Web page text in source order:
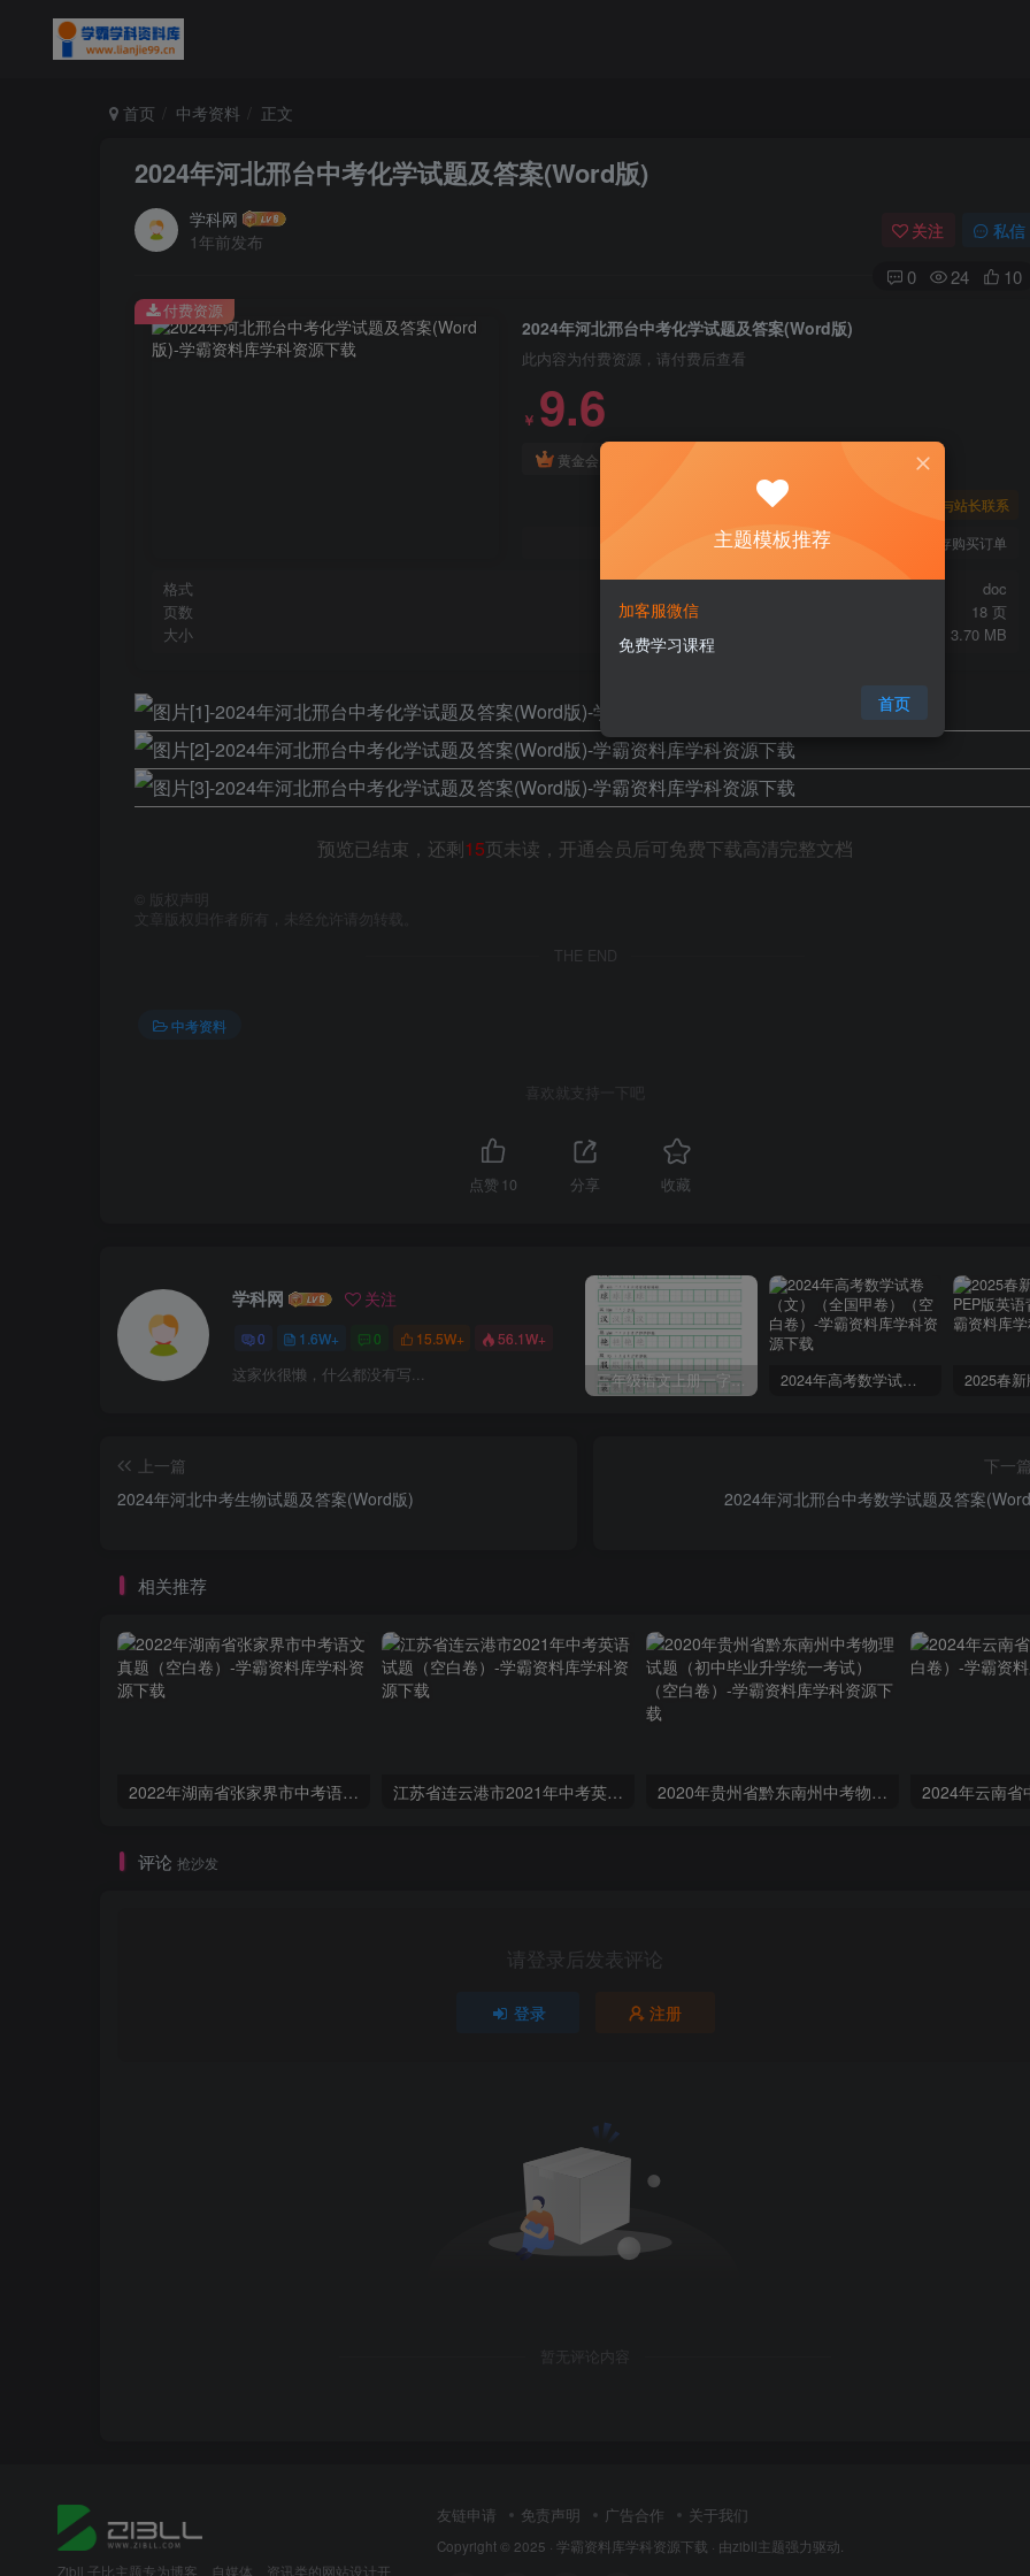
首页 中考资料 正文
2024年河北邢台中考化学试题及答案(Word版)
学科网
1年前发布
关注 私信
0 24 10
2024年河北邢台中考化学试题及答案(Word版)
此内容为付费资源，请付费后查看
￥ 9.6
黄金会员
暂时无法购买，请与站长联系
您当前未登录！建议登陆后购买，可保存购买订单
格式
doc
页数
18 页
大小
3.70 MB
付费资源
预览已结束，还剩15页未读，开通会员后可免费下载高清完整文档
版权声明
文章版权归作者所有，未经允许请勿转载。
THE END
中考资料
喜欢就支持一下吧
点赞 10 分享 收藏
学科网 关注
0 1.6W+ 0 15.5W+ 56.1W+
这家伙很懒，什么都没有写... 三年级语文上册一字三描红写字表字帖 2024年高考数学试卷（文）（全国甲卷）（空白卷）
上一篇
2024年河北中考生物试题及答案(Word版)
下一篇
2024年河北邢台中考数学试题及答案
相关推荐
2022年湖南省张家界市中考语文真题（空白卷） 江苏省连云港市2021年中考英语试题（空白卷） 2020年贵州省黔东南州中考物理试题（初中毕业升学统一考试）（空白卷）
评论 抢沙发
请登录后发表评论
登录 注册
暂无评论内容
Zibll 子比主题专为博客、自媒体、资讯类的网站设计开
友链申请 免责声明 广告合作 关于我们
Copyright © 2025 · 学霸资料库学科资源下载 · 由zibll主题强力驱动.
主题模板推荐
加客服微信
免费学习课程
首页